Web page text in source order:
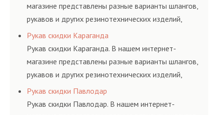
магазине представлены разные варианты шлангов,
рукавов и других резинотехнических изделий,
соответствующих ГОСТам, техническим условиям
и нормативам.
Рукав скидки Караганда
Рукав скидки Караганда. В нашем интернет-
магазине представлены разные варианты шлангов,
рукавов и других резинотехнических изделий,
соответствующих ГОСТам, техническим условиям
и нормативам.
Рукав скидки Павлодар
Рукав скидки Павлодар. В нашем интернет-